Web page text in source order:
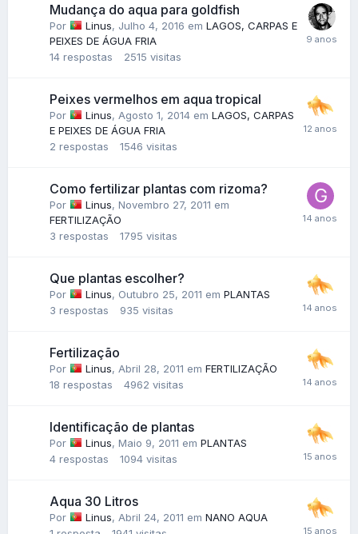
Mudança do aqua para goldfish
Por Linus, Julho 4, 2016 em LAGOS, CARPAS E
PEIXES DE ÁGUA FRIA
14 respostas 2515 visitas
Peixes vermelhos em aqua tropical
Por Linus, Agosto 1, 2014 em LAGOS, CARPAS
E PEIXES DE ÁGUA FRIA
2 respostas 1546 visitas
Como fertilizar plantas com rizoma?
Por Linus, Novembro 27, 2011 em
FERTILIZAÇÃO
3 respostas 1795 visitas
Que plantas escolher?
Por Linus, Outubro 25, 2011 em PLANTAS
3 respostas 935 visitas
Fertilização
Por Linus, Abril 28, 2011 em FERTILIZAÇÃO
18 respostas 4962 visitas
Identificação de plantas
Por Linus, Maio 9, 2011 em PLANTAS
4 respostas 1094 visitas
Aqua 30 Litros
Por Linus, Abril 24, 2011 em NANO AQUA